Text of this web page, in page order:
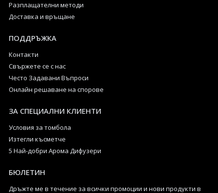
Разплащателни методи
Доставка и връщане
ПОДДРЪЖКА
Контакти
Свържете се с нас
Често Задавани Въпроси
Онлайн решаване на спорове
ЗА СПЕЦИАЛНИ КЛИЕНТИ
Условия за томбола
Изтегли късметче
5 Най-добри Арома Дифузери
БЮЛЕТИН
Дръжте ме в течение за всички промоции и нови продукти в